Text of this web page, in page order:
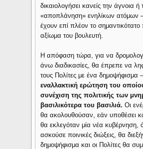
δικαιολογήσει κανείς την άγνοια ή
«αποπλάνηση» ενηλίκων ατόμων –
έχουν επί πλέον το σημαντικότατο
αξίωμα του βουλευτή.
Η απόφαση τώρα, για να
άνω διαδικασίες, θα έπρεπε να
τους Πολίτες με ένα δημοψήφισμα
εναλλακτική ερώτηση του
συνέχιση της πολιτικής των
βασιλικότερα του βασιλιά. Οι
θα ακολουθούσαν, εάν υποθέσει
θα εκλεγόταν μία νέα κυβέρνηση,
ασκούσε ποινικές διώξεις, θα
δημοψήφισμα και οι Πολίτες θα